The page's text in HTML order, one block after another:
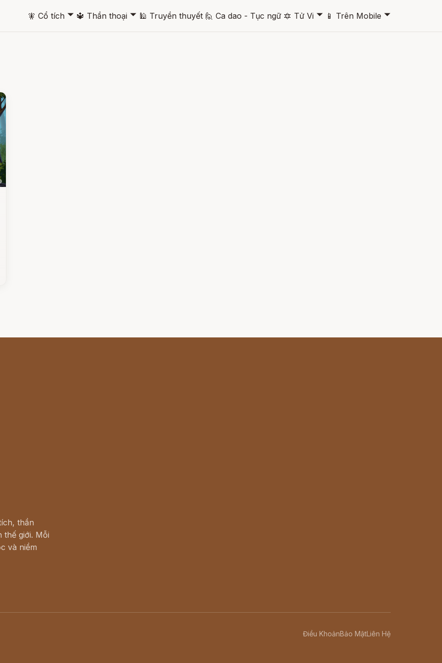
🧚 Cổ tích 🞃 🔱 Thần thoại 🞃 🕌 Truyền thuyết 🙋 Ca dao - Tục ngữ 🔯 Tử Vi 🞃 📱 Trên Mobile 🞃
thần
giới. Mỗi
và niềm
Điều KhoảnBảo MậtLiên Hệ